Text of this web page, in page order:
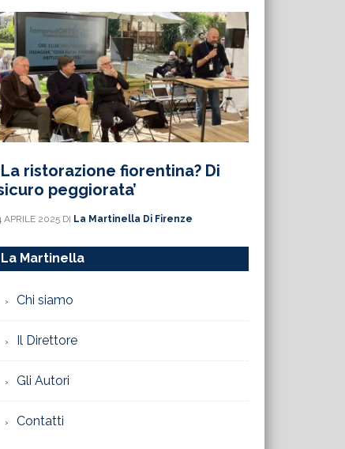
ristorazione fiorentina? Di
peggiorata’
APRILE 2025 DI La Martinella Di Firenze
La Martinella
Chi siamo
Il Direttore
Gli Autori
Contatti